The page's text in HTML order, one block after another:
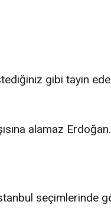
gibi tayin
alamaz
seçimlerinde